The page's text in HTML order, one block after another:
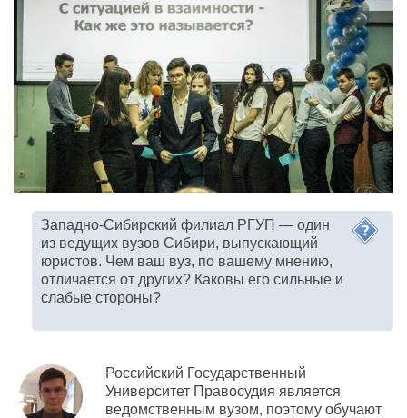
Западно-Сибирский филиал РГУП — один
из ведущих вузов Сибири, выпускающий
юристов. Чем ваш вуз, по вашему мнению,
отличается от других? Каковы его сильные и
слабые стороны?
Российский Государственный
Университет Правосудия является
ведомственным вузом, поэтому обучают